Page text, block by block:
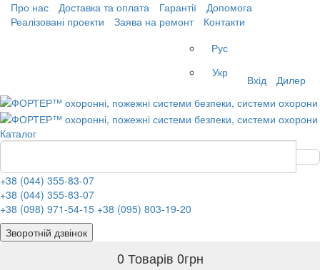
Про нас Доставка та оплата Гарантії
Допомога
Реалізовані проекти
Заява на ремонт
Контакти
Рус
Укр
Вхід Дилер
Каталог
+38 (044) 355-83-07
+38 (044) 355-83-07
+38 (098) 971-54-15 +38 (095) 803-19-20
Зворотній дзвінок
0 Товарів 0грн